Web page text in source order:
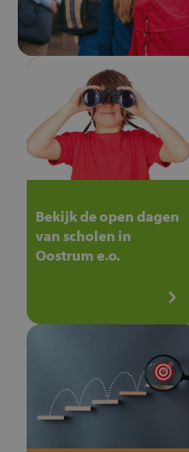
Bekijk de open dagen
van scholen in
Oostrum e.o.